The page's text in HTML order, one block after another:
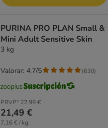
PURINA PRO PLAN Small &
Mini Adult Sensitive Skin
3 kg
PRVP* 22,99 €
21,49 €
7,16 € / kg
Valorar: 4.7/5 (630)